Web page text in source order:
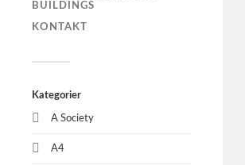
BUILDINGS
KONTAKT
Kategorier
A Society
A4